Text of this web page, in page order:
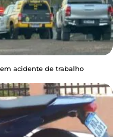
acidente de trabalho